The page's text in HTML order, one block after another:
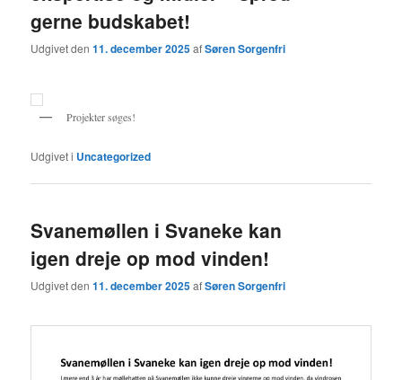
gerne budskabet!
Udgivet den11. december 2025afSøren Sorgenfri
Projekter søges!
Udgivet i Uncategorized
Svanemøllen i Svaneke kan
igen dreje op mod vinden!
Udgivet den11. december 2025afSøren Sorgenfri